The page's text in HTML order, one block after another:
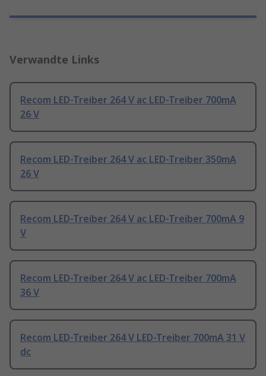
Verwandte Links
Recom LED-Treiber 264 V ac LED-Treiber 700mA
26 V
Recom LED-Treiber 264 V ac LED-Treiber 350mA
26 V
Recom LED-Treiber 264 V ac LED-Treiber 700mA 9
V
Recom LED-Treiber 264 V ac LED-Treiber 700mA
36 V
Recom LED-Treiber 264 V LED-Treiber 700mA 31 V
dc